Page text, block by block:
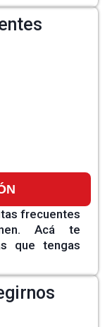
frecuentes
Acá te
que tengas